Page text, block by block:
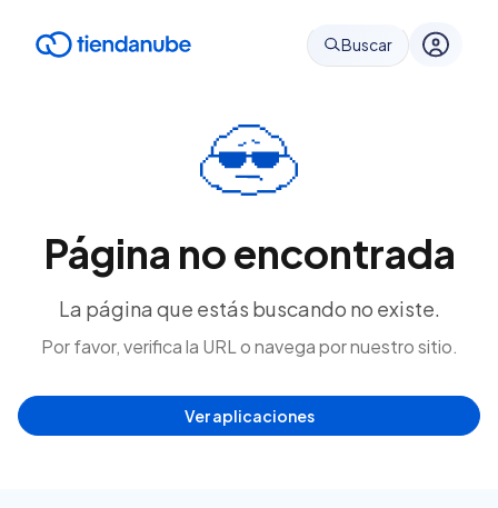
Buscar
Página no encontrada
La página que estás buscando no existe.
Por favor, verifica la URL o navega por nuestro sitio.
Ver aplicaciones